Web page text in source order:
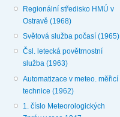
Regionální středisko HMÚ v
Ostravě (1968)
Světová služba počasí (1965)
Čsl. letecká povětrnostní
služba (1963)
Automatizace v meteo. měřicí
technice (1962)
1. číslo Meteorologických